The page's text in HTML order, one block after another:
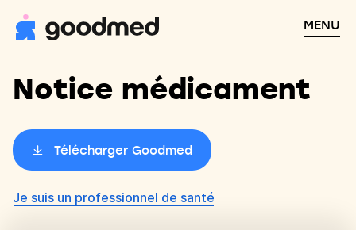
MENU
Notice médicament
Télécharger Goodmed
Je suis un professionnel de santé